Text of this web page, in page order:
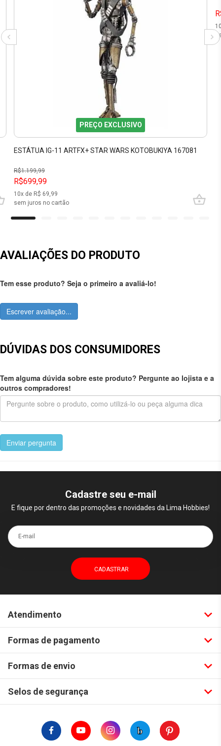
PREÇO EXCLUSIVO
ESTÁTUA IG-11 ARTFX+ STAR WARS KOTOBUKIYA 167081
R$1.199,99
R$699,99
10x de R$ 69,99
sem juros no cartão
AVALIAÇÕES DO PRODUTO
Tem esse produto? Seja o primeiro a avaliá-lo!
Escrever avaliação...
DÚVIDAS DOS CONSUMIDORES
Tem alguma dúvida sobre este produto? Pergunte ao lojista e a
outros compradores!
Enviar pergunta
Cadastre seu e-mail
E fique por dentro das promoções e novidades da Lima Hobbies!
E-mail
Atendimento
Formas de pagamento
Formas de envio
Selos de segurança